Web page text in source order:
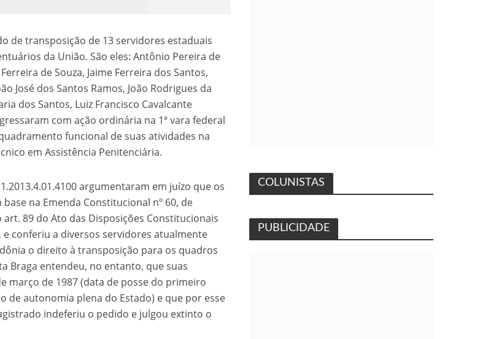
Dom Pedro I na Independência do Brasil
de transposição de 13 servidores estaduais
da União. São eles: Antônio Pereira de
de Souza, Jaime Ferreira dos Santos,
José dos Santos Ramos, João Rodrigues da
dos Santos, Luiz Francisco Cavalcante
com ação ordinária na 1ª vara federal
funcional de suas atividades na
em Assistência Penitenciária.
argumentaram em juízo que os
na Emenda Constitucional nº 60, de
89 do Ato das Disposições Constitucionais
conferiu a diversos servidores atualmente
o direito à transposição para os quadros
Braga entendeu, no entanto, que suas
março de 1987 (data de posse do primeiro
de autonomia plena do Estado) e que por esse
indeferiu o pedido e julgou extinto o
COLUNISTAS
PUBLICIDADE